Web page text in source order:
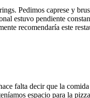
Pedimos caprese y
estuvo pendiente
recomendaría este
falta decir que la
espacio para la